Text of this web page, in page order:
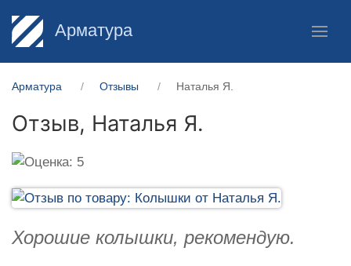
Арматура
Арматура Отзывы Наталья Я.
Отзыв, Наталья Я.
Хорошие колышки, рекомендую.